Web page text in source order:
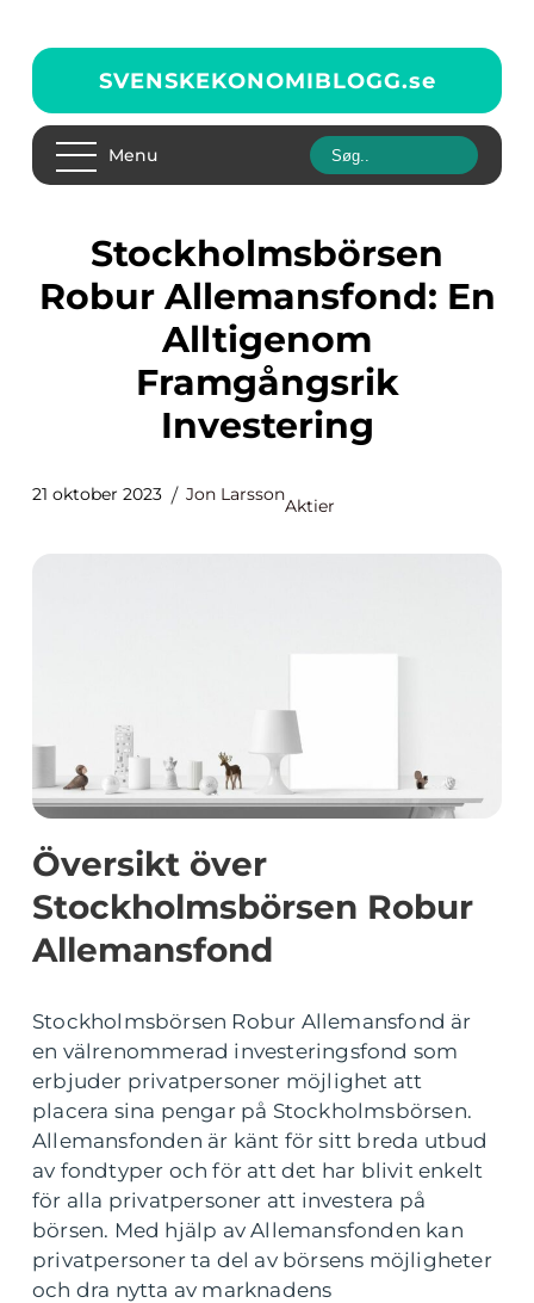
SVENSKEKONOMIBLOGG.se
Menu
Stockholmsbörsen
Robur Allemansfond: En
Alltigenom
Framgångsrik
Investering
21 oktober 2023 Jon Larsson
Aktier
Översikt över
Stockholmsbörsen Robur
Allemansfond
Stockholmsbörsen Robur Allemansfond är
en välrenommerad investeringsfond som
erbjuder privatpersoner möjlighet att
placera sina pengar på Stockholmsbörsen.
Allemansfonden är känt för sitt breda utbud
av fondtyper och för att det har blivit enkelt
för alla privatpersoner att investera på
börsen. Med hjälp av Allemansfonden kan
privatpersoner ta del av börsens möjligheter
och dra nytta av marknadens